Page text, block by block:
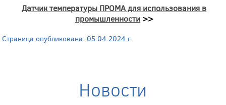
Датчик температуры ПРОМА для использования в
промышленности>>
Страница опубликована: 05.04.2024 г.
Новости